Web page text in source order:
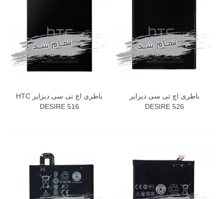
باطری اچ تی سی دیزایر
DESIRE 526
باطری اچ تی سی دیزایر HTC
DESIRE 516